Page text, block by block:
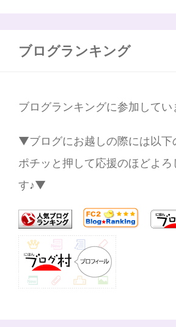
ブログランキング
ブログランキングに参加してい
▼ブログにお越しの際には以下
ポチッと押して応援のほどよろ
す♪▼